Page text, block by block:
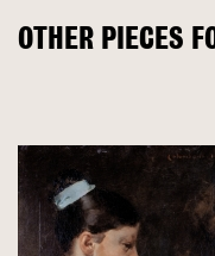
OTHER PIECES